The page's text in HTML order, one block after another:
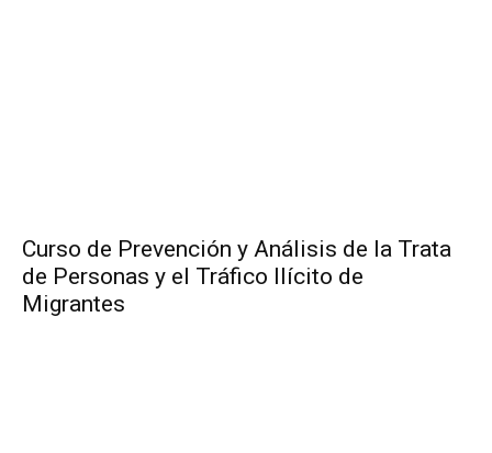
Curso de Prevención y Análisis de la Trata
de Personas y el Tráfico Ilícito de
Migrantes